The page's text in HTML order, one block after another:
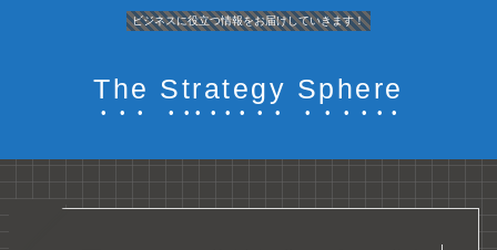
ビジネスに役立つ情報をお届けしていきます！
The Strategy Sphere